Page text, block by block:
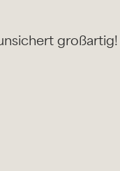
großartig!